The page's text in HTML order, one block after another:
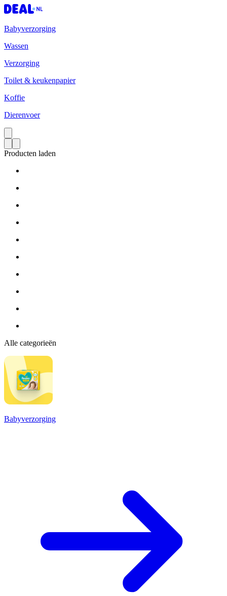
Babyverzorging
Wassen
Verzorging
Toilet & keukenpapier
Koffie
Dierenvoer
Producten laden
Alle categorieën
Babyverzorging